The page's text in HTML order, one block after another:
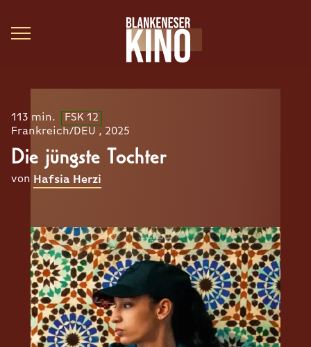
113 min.
FSK 12
Frankreich/DEU , 2025
Die jüngste Tochter
von Hafsia Herzi